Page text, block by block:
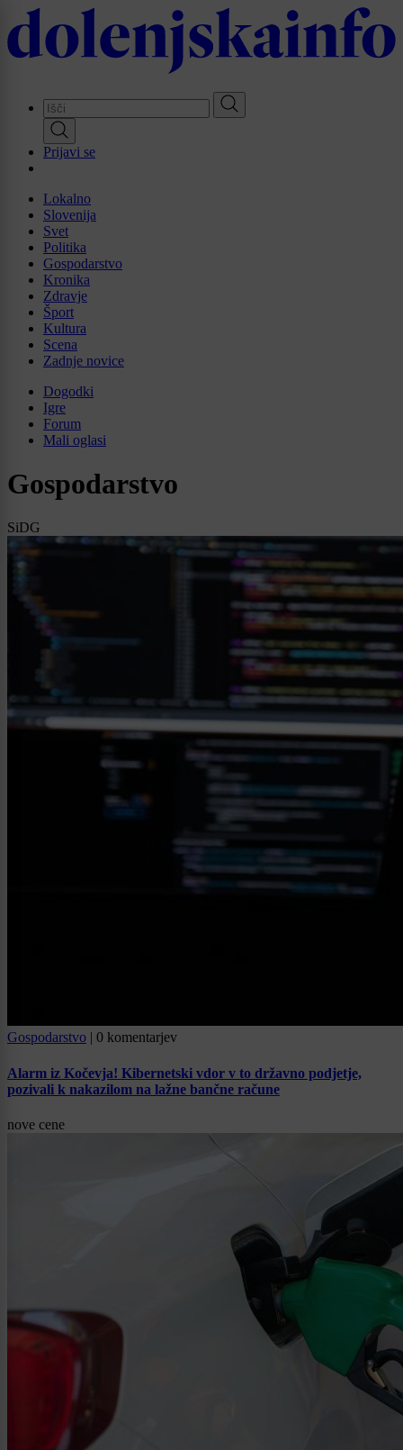
Skip
to
main
Prijavi se
Lokalno
Slovenija
Svet
Politika
Gospodarstvo
Kronika
Zdravje
Šport
Kultura
Scena
Zadnje novice
Dogodki
Igre
Forum
Mali oglasi
Gospodarstvo
SiDG
Gospodarstvo 0 komentarjev
Alarm iz Kočevja! Kibernetski vdor v to državno podjetje,
pozivali k nakazilom na lažne bančne račune
nove cene